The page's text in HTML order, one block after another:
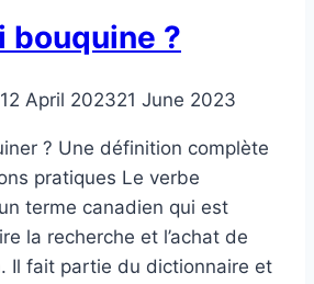
bouquine ?
12 April 202321 June 2023
? Une définition complète
pratiques Le verbe
terme canadien qui est
la recherche et l’achat de
Il fait partie du dictionnaire et